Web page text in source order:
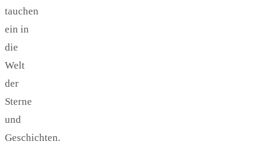
tauchen
ein in
die
Welt
der
Sterne
und
Geschichten.